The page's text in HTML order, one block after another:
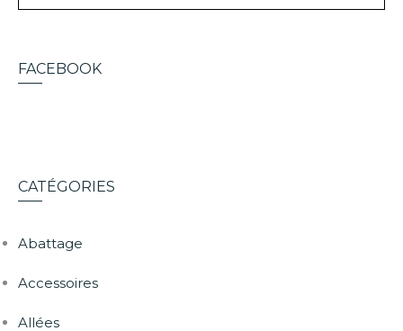
FACEBOOK
CATÉGORIES
Abattage
Accessoires
Allées